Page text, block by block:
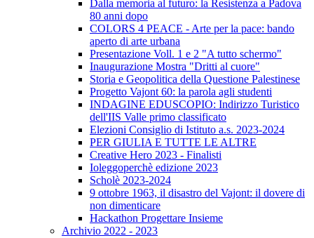
Dalla memoria al futuro: la Resistenza a Padova
80 anni dopo
COLORS 4 PEACE - Arte per la pace: bando
aperto di arte urbana
Presentazione Voll. 1 e 2 "A tutto schermo"
Inaugurazione Mostra "Dritti al cuore"
Storia e Geopolitica della Questione Palestinese
Progetto Vajont 60: la parola agli studenti
INDAGINE EDUSCOPIO: Indirizzo Turistico
dell'IIS Valle primo classificato
Elezioni Consiglio di Istituto a.s. 2023-2024
PER GIULIA E TUTTE LE ALTRE
Creative Hero 2023 - Finalisti
Ioleggoperchè edizione 2023
Scholè 2023-2024
9 ottobre 1963, il disastro del Vajont: il dovere di
non dimenticare
Hackathon Progettare Insieme
Archivio 2022 - 2023